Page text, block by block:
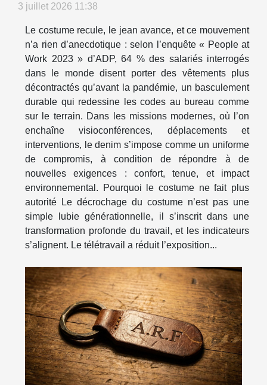
3 juillet 2026 11:38
Le costume recule, le jean avance, et ce mouvement
n’a rien d’anecdotique : selon l’enquête « People at
Work 2023 » d’ADP, 64 % des salariés interrogés
dans le monde disent porter des vêtements plus
décontractés qu’avant la pandémie, un basculement
durable qui redessine les codes au bureau comme
sur le terrain. Dans les missions modernes, où l’on
enchaîne visioconférences, déplacements et
interventions, le denim s’impose comme un uniforme
de compromis, à condition de répondre à de
nouvelles exigences : confort, tenue, et impact
environnemental. Pourquoi le costume ne fait plus
autorité Le décrochage du costume n’est pas une
simple lubie générationnelle, il s’inscrit dans une
transformation profonde du travail, et les indicateurs
s’alignent. Le télétravail a réduit l’exposition...